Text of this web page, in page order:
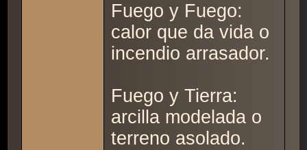
Fuego y Fuego:
calor que da vida o
incendio arrasador.
Fuego y Tierra:
arcilla modelada o
terreno asolado.